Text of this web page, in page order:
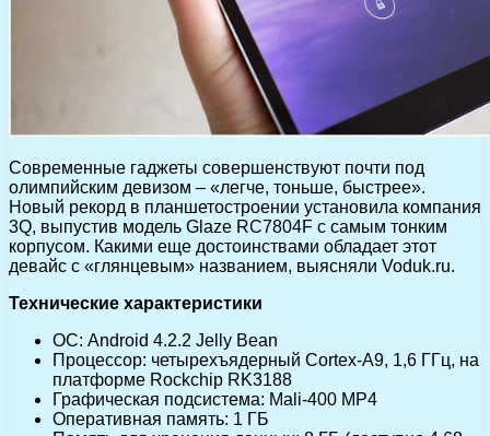
Современные гаджеты совершенствуют почти под
олимпийским девизом – «легче, тоньше, быстрее».
Новый рекорд в планшетостроении установила компания
3Q, выпустив модель Glaze RC7804F с самым тонким
корпусом. Какими еще достоинствами обладает этот
девайс с «глянцевым» названием, выясняли Voduk.ru.
Технические характеристики
ОС: Android 4.2.2 Jelly Bean
Процессор: четырехъядерный Cortex-A9, 1,6 ГГц, на
платформе Rockchip RK3188
Графическая подсистема: Mali-400 MP4
Оперативная память: 1 ГБ